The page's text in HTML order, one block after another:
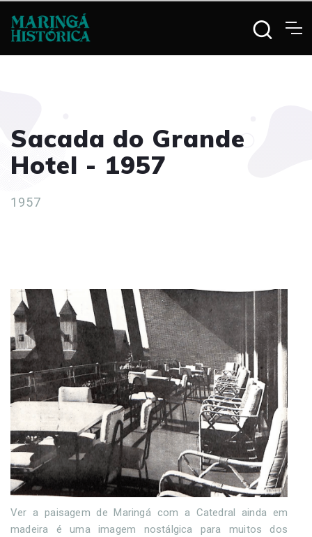
Sacada do Grande
Hotel - 1957
1957
Ver a paisagem de Maringá com a Catedral ainda em
madeira é uma imagem nostálgica para muitos dos